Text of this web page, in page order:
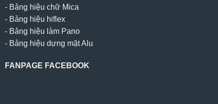
- Bảng hiệu chữ Mica
- Bảng hiệu hiflex
- Bảng hiệu làm Pano
- Bảng hiệu dựng mặt Alu
FANPAGE FACEBOOK